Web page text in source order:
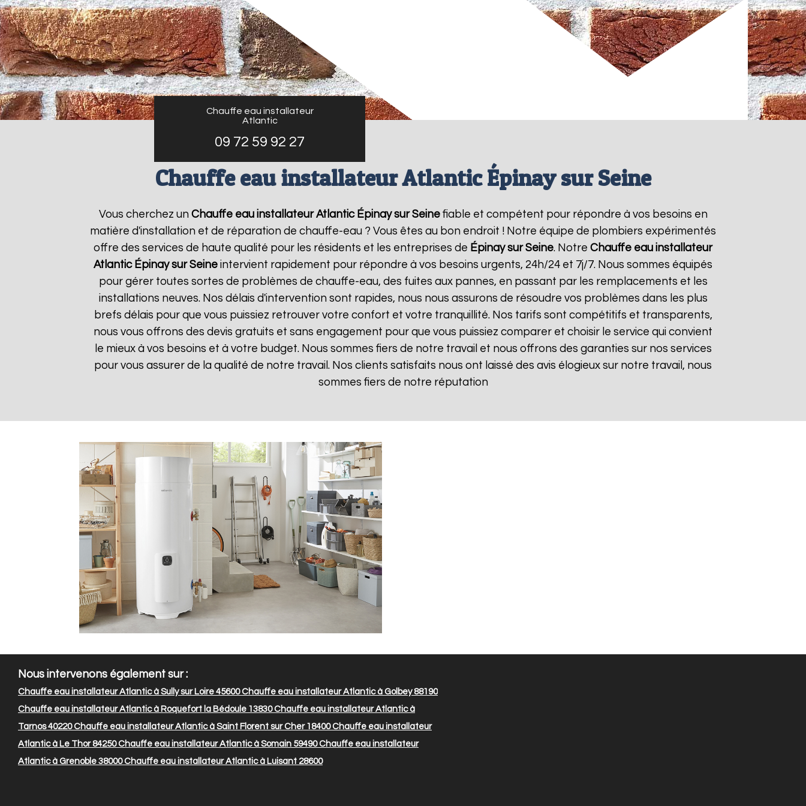
Chauffe eau installateur
Atlantic
09 72 59 92 27
Chauffe eau installateur Atlantic Épinay sur Seine
Vous cherchez un Chauffe eau installateur Atlantic Épinay sur Seinefiable et compétent pour répondre à vos besoins en
matière d'installation et de réparation de chauffe-eau ? Vous êtes au bon endroit ! Notre équipe de plombiers expérimentés
offre des services de haute qualité pour les résidents et les entreprises de Épinay sur Seine. Notre Chauffe eau installateur
Atlantic Épinay sur Seine intervient rapidement pour répondre à vos besoins urgents, 24h/24 et 7j/7. Nous sommes équipés
pour gérer toutes sortes de problèmes de chauffe-eau, des fuites aux pannes, en passant par les remplacements et les
installations neuves. Nos délais d'intervention sont rapides, nous nous assurons de résoudre vos problèmes dans les plus
brefs délais pour que vous puissiez retrouver votre confort et votre tranquillité. Nos tarifs sont compétitifs et transparents,
nous vous offrons des devis gratuits et sans engagement pour que vous puissiez comparer et choisir le service qui convient
le mieux à vos besoins et à votre budget. Nous sommes fiers de notre travail et nous offrons des garanties sur nos services
pour vous assurer de la qualité de notre travail. Nos clients satisfaits nous ont laissé des avis élogieux sur notre travail, nous
sommes fiers de notre réputation
Nous intervenons également sur :
Chauffe eau installateur Atlantic à Sully sur Loire 45600Chauffe eau installateur Atlantic à Golbey 88190
Chauffe eau installateur Atlantic à Roquefort la Bédoule 13830Chauffe eau installateur Atlantic à
Tarnos 40220Chauffe eau installateur Atlantic à Saint Florent sur Cher 18400Chauffe eau installateur
Atlantic à Le Thor 84250Chauffe eau installateur Atlantic à Somain 59490Chauffe eau installateur
Atlantic à Grenoble 38000Chauffe eau installateur Atlantic à Luisant 28600